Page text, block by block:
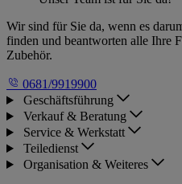
Wir sind für Sie da, wenn es
finden und beantworten alle Ihre
Zubehör.
0681/9919900
Geschäftsführung
Verkauf & Beratung
Service & Werkstatt
Teiledienst
Organisation & Weiteres